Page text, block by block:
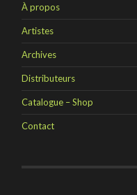
À propos
Artistes
Archives
Distributeurs
Catalogue – Shop
Contact